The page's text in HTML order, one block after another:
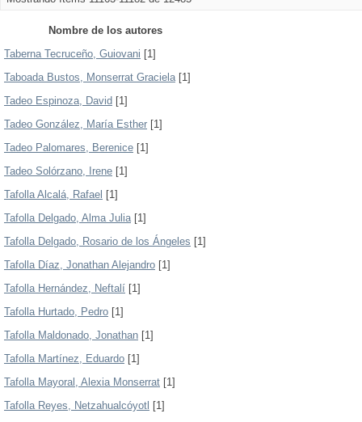
Nombre de los autores
Taberna Tecruceño, Guiovani [1]
Taboada Bustos, Monserrat Graciela[1]
Tadeo Espinoza, David [1]
Tadeo González, María Esther [1]
Tadeo Palomares, Berenice [1]
Tadeo Solórzano, Irene [1]
Tafolla Alcalá, Rafael [1]
Tafolla Delgado, Alma Julia[1]
Tafolla Delgado, Rosario de los Ángeles [1]
Tafolla Díaz, Jonathan Alejandro [1]
Tafolla Hernández, Neftalí [1]
Tafolla Hurtado, Pedro [1]
Tafolla Maldonado, Jonathan [1]
Tafolla Martínez, Eduardo [1]
Tafolla Mayoral, Alexia Monserrat [1]
Tafolla Reyes, Netzahualcóyotl [1]